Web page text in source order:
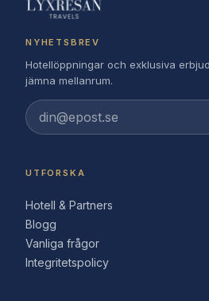
NYHETSBREV
Hotellöppningar och exklusiva
jämna mellanrum.
UTFORSKA
Hotell & Partners
Blogg
Vanliga frågor
Integritetspolicy